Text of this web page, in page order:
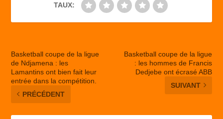
TAUX:
Basketball coupe de la ligue
de Ndjamena : les
Lamantins ont bien fait leur
entrée dans la compétition.
PRÉCÉDENT
Basketball coupe de la ligue
: les hommes de Francis
Dedjebe ont écrasé ABB
SUIVANT